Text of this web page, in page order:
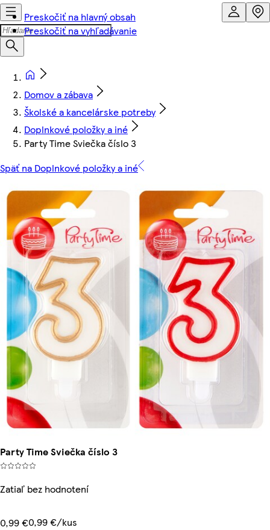
Preskočiť na hlavný obsah
Preskočiť na vyhľadávanie
Domov a zábava
Školské a kancelárske potreby
Doplnkové položky a iné
Party Time Sviečka číslo 3
Späť na Doplnkové položky a iné
Party Time Sviečka číslo 3
Zatiaľ bez hodnotení
0,99 €0,99 €/kus